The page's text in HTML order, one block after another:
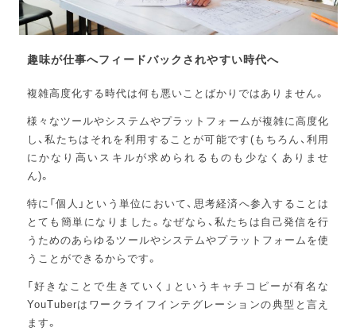
趣味が仕事へフィードバックされやすい時代へ
複雑高度化する時代は何も悪いことばかりではありません。
様々なツールやシステムやプラットフォームが複雑に高度化
し、私たちはそれを利用することが可能です(もちろん、利用
にかなり高いスキルが求められるものも少なくありませ
ん)。
特に「個人」という単位において、思考経済へ参入することは
とても簡単になりました。なぜなら、私たちは自己発信を行
うためのあらゆるツールやシステムやプラットフォームを使
うことができるからです。
「好きなことで生きていく」というキャチコピーが有名な
YouTuberはワークライフインテグレーションの典型と言え
ます。